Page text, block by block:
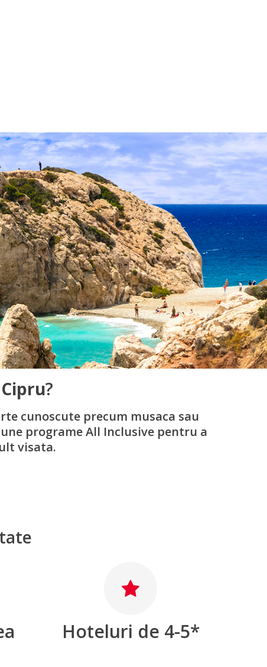
Cipru?
cunoscute precum musaca sau
programe All Inclusive pentru a
visata.
Hoteluri de 4-5*